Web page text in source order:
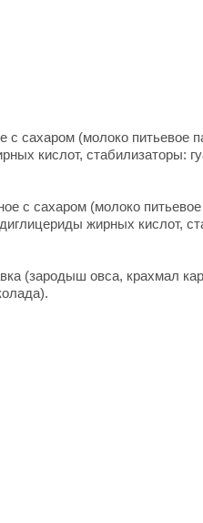
сахаром (молоко питьевое
кислот, стабилизаторы:
с сахаром (молоко
жирных кислот,
(зародыш овса, крахмал